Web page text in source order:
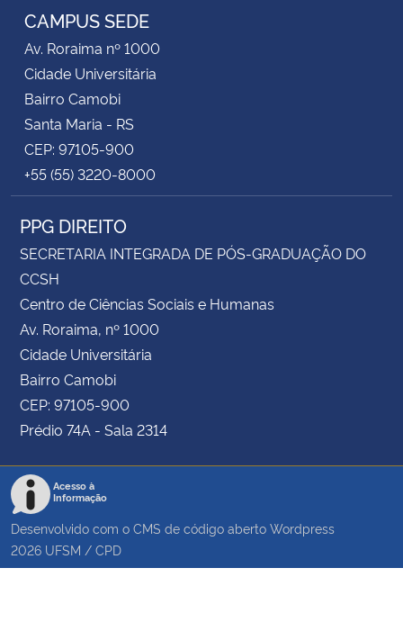
CAMPUS SEDE
Av. Roraima nº 1000
Cidade Universitária
Bairro Camobi
Santa Maria - RS
CEP: 97105-900
+55 (55) 3220-8000
PPG DIREITO
SECRETARIA INTEGRADA DE PÓS-GRADUAÇÃO DO
CCSH
Centro de Ciências Sociais e Humanas
Av. Roraima, nº 1000
Cidade Universitária
Bairro Camobi
CEP: 97105-900
Prédio 74A - Sala 2314
Acesso à
Informação
Desenvolvido com o CMS de código aberto Wordpress
2026 UFSM / CPD